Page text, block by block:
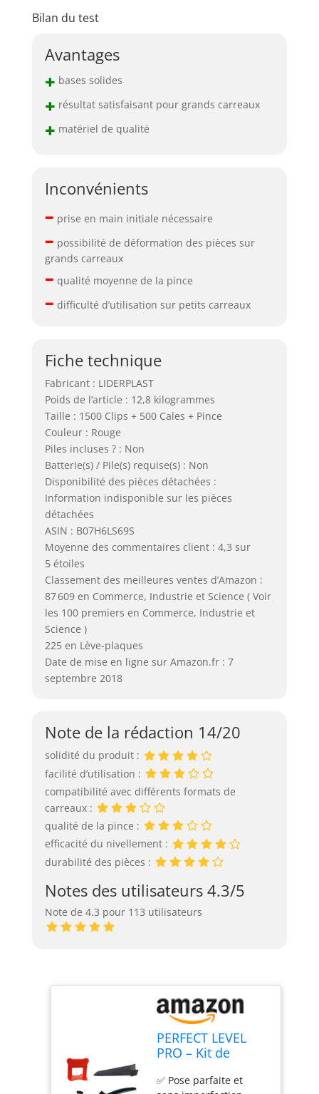
Bilan du test
Avantages
+ bases solides
+ résultat satisfaisant pour grands carreaux
+ matériel de qualité
Inconvénients
– prise en main initiale nécessaire
– possibilité de déformation des pièces sur
grands carreaux
– qualité moyenne de la pince
– difficulté d’utilisation sur petits carreaux
Fiche technique
Fabricant : LIDERPLAST
Poids de l’article : 12,8 kilogrammes
Taille : 1500 Clips + 500 Cales + Pince
Couleur : Rouge
Piles incluses ? : Non
Batterie(s) / Pile(s) requise(s) : Non
Disponibilité des pièces détachées :
Information indisponible sur les pièces
détachées
ASIN : B07H6LS69S
Moyenne des commentaires client : 4,3 sur
5 étoiles
Classement des meilleures ventes d’Amazon :
87 609 en Commerce, Industrie et Science ( Voir
les 100 premiers en Commerce, Industrie et
Science )
225 en Lève-plaques
Date de mise en ligne sur Amazon.fr : 7
septembre 2018
Note de la rédaction 14/20
solidité du produit :
facilité d’utilisation :
compatibilité avec différents formats de
carreaux :
qualité de la pince :
efficacité du nivellement :
durabilité des pièces :
Notes des utilisateurs 4.3/5
Note de 4.3 pour 113 utilisateurs
PERFECT LEVEL
PRO – Kit de
Carrelage 2mm
✅ Pose parfaite et